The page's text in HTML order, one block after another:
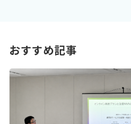
おすすめ記事